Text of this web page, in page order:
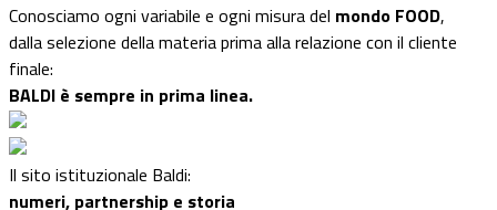
Conosciamo ogni variabile e ogni misura del mondo FOOD,
dalla selezione della materia prima alla relazione con il cliente
finale:
BALDI è sempre in prima linea.
Il sito istituzionale Baldi:
numeri, partnership e storia